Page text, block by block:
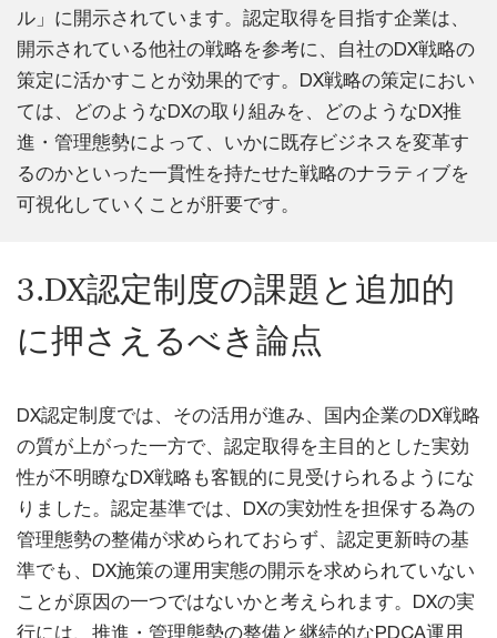
ル」に開示されています。認定取得を目指す企業は、
開示されている他社の戦略を参考に、自社のDX戦略の
策定に活かすことが効果的です。DX戦略の策定におい
ては、どのようなDXの取り組みを、どのようなDX推
進・管理態勢によって、いかに既存ビジネスを変革す
るのかといった一貫性を持たせた戦略のナラティブを
可視化していくことが肝要です。
3.DX認定制度の課題と追加的
に押さえるべき論点
DX認定制度では、その活用が進み、国内企業のDX戦略
の質が上がった一方で、認定取得を主目的とした実効
性が不明瞭なDX戦略も客観的に見受けられるようにな
りました。認定基準では、DXの実効性を担保する為の
管理態勢の整備が求められておらず、認定更新時の基
準でも、DX施策の運用実態の開示を求められていない
ことが原因の一つではないかと考えられます。DXの実
行には、推進・管理態勢の整備と継続的なPDCA運用